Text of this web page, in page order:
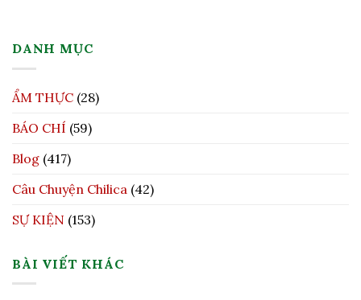
DANH MỤC
ẨM THỰC (28)
BÁO CHÍ (59)
Blog (417)
Câu Chuyện Chilica (42)
SỰ KIỆN (153)
BÀI VIẾT KHÁC